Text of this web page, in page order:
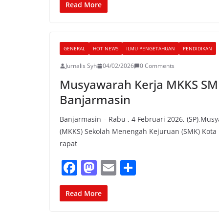
c
b
o
o
k
st
d
o
n
Read More
GENERAL HOT NEWS ILMU PENGETAHUAN PENDIDIKAN
Jurnalis Syh 04/02/2026 0 Comments
Musyawarah Kerja MKKS
Banjarmasin
Banjarmasin – Rabu , 4 Februari 2026,
(MKKS) Sekolah Menengah Kejuruan (SMK)
rapat
F
a
c
M
a
st
E
Read More